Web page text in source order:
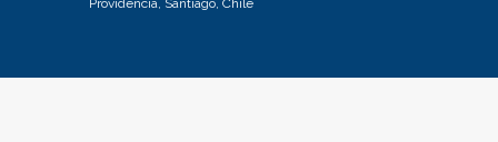
Providencia, Santiago, Chile